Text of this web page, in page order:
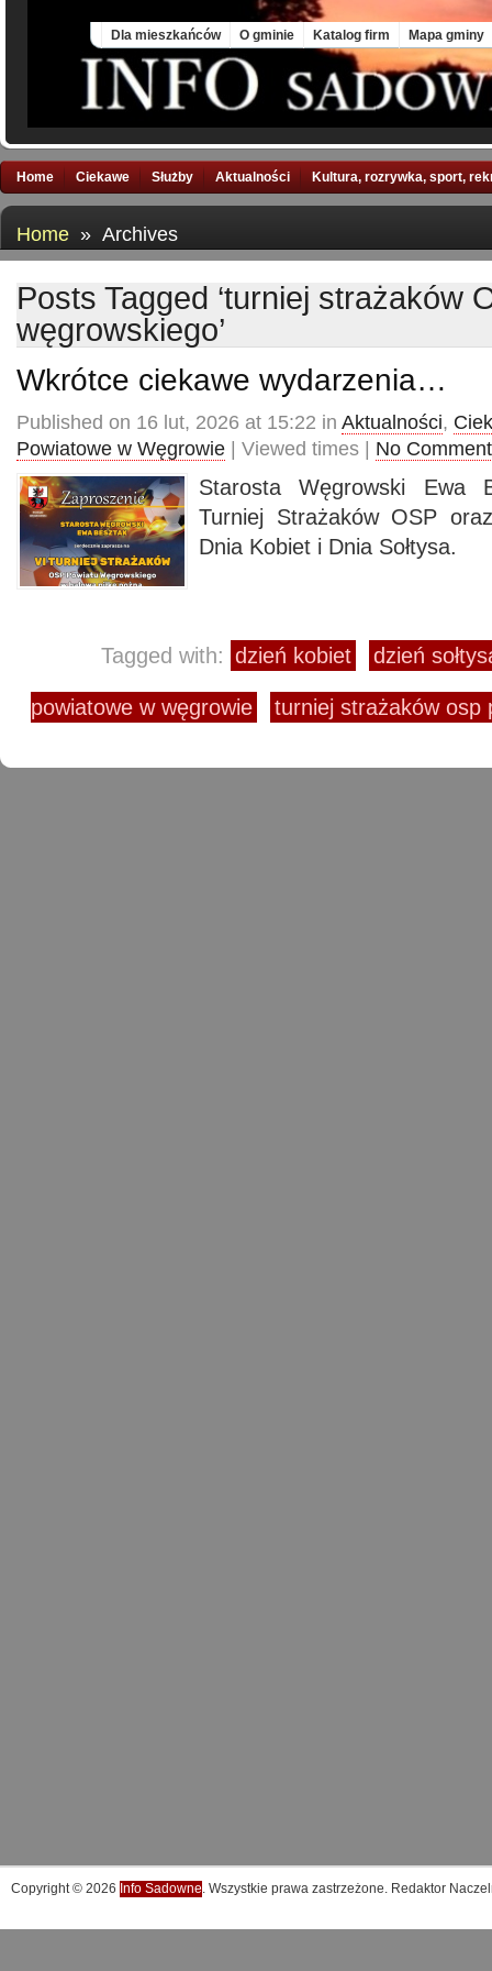
Dla mieszkańców O gminie Katalog firm Mapa gminy
Home Ciekawe Służby Aktualności Kultura, rozrywka, sport,
Home » Archives
Posts Tagged ‘turniej strażaków
węgrowskiego’
Wkrótce ciekawe wydarzenia…
Published on 16 lut, 2026 at 15:22 in Aktualności,
Powiatowe w Węgrowie | Viewed times | No
Starosta Węgrowski Ewa
Turniej Strażaków OSP
Dnia Kobiet i Dnia Sołtysa.
Tagged with: dzień kobiet dzień
powiatowe w węgrowie turniej strażaków osp
Copyright © 2026 Info Sadowne. Wszystkie prawa zastrzeżone. Redaktor